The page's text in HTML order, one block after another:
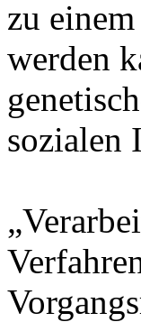
zu
werden
sozialen